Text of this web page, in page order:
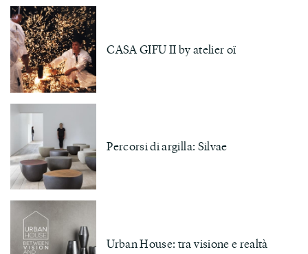
CASA GIFU II by atelier oï
Percorsi di argilla: Silvae
Urban House: tra visione e realtà